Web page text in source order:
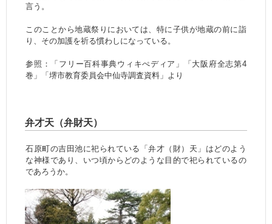
言う。
このことから地蔵祭りにおいては、特に子供が地蔵の前に詣
り、その加護を祈る慣わしになっている。
参照：「フリー百科事典ウィキぺディア」「大阪府全志第4
巻」「堺市教育委員会中仙寺調査資料」より
弁才天（弁財天）
石原町の吉田池に祀られている「弁才（財）天」はどのよう
な神様であり、いつ頃からどのような目的で祀られているの
であろうか。